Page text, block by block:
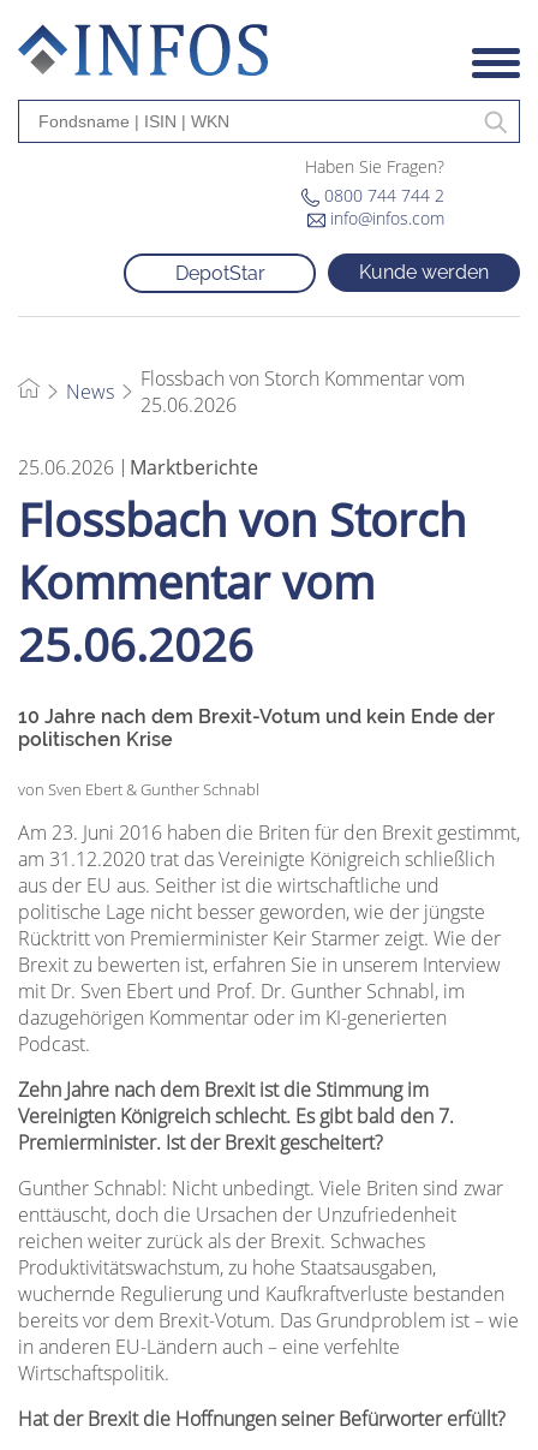
Haben Sie Fragen?
0800 744 744 2
info@infos.com
DepotStar Kunde werden
News
Flossbach von Storch Kommentar vom
25.06.2026
25.06.2026 Marktberichte
Flossbach von Storch
Kommentar vom
25.06.2026
10 Jahre nach dem Brexit-Votum und kein Ende der
politischen Krise
von Sven Ebert & Gunther Schnabl
Am 23. Juni 2016 haben die Briten für den Brexit gestimmt,
am 31.12.2020 trat das Vereinigte Königreich schließlich
aus der EU aus. Seither ist die wirtschaftliche und
politische Lage nicht besser geworden, wie der jüngste
Rücktritt von Premierminister Keir Starmer zeigt. Wie der
Brexit zu bewerten ist, erfahren Sie in unserem Interview
mit Dr. Sven Ebert und Prof. Dr. Gunther Schnabl, im
dazugehörigen Kommentar oder im KI-generierten
Podcast.
Zehn Jahre nach dem Brexit ist die Stimmung im
Vereinigten Königreich schlecht. Es gibt bald den 7.
Premierminister. Ist der Brexit gescheitert?
Gunther Schnabl: Nicht unbedingt. Viele Briten sind zwar
enttäuscht, doch die Ursachen der Unzufriedenheit
reichen weiter zurück als der Brexit. Schwaches
Produktivitätswachstum, zu hohe Staatsausgaben,
wuchernde Regulierung und Kaufkraftverluste bestanden
bereits vor dem Brexit-Votum. Das Grundproblem ist – wie
in anderen EU-Ländern auch – eine verfehlte
Wirtschaftspolitik.
Hat der Brexit die Hoffnungen seiner Befürworter erfüllt?